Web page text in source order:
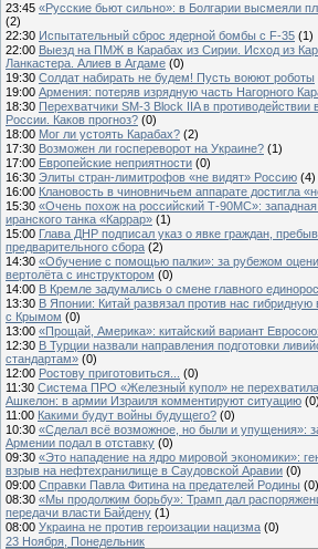
23:45 «Русские бьют сильно»: в Болгарии высмеяли
(2)
22:30 Испытательный сброс ядерной бомбы с F-35 (1)
22:00 Выезд на ПМЖ в Карабах из Сирии. Исход из
Ланкастера. Алиев в Агдаме (0)
19:30 Солдат набирать не будем! Пусть воюют роботы
19:00 Армения: потеряв изрядную часть Нагорного
18:30 Перехватчики SM-3 Block IIA в
России. Каков прогноз? (0)
18:00 Мог ли устоять Карабах? (2)
17:30 Возможен ли госпереворот на Украине? (1)
17:00 Европейские неприятности (0)
16:30 Элиты стран-лимитрофов «не видят» Россию (4)
16:00 Клановость в чиновничьем аппарате достигла
15:30 «Очень похож на российский Т-90МС»: западная
иранского танка «Каррар» (1)
15:00 Глава ДНР подписал указ о явке граждан,
предварительного сбора (2)
14:30 «Обучение с помощью палки»: за рубежом
вертолёта с инструктором (0)
14:00 В Кремле задумались о смене главного
13:30 В Японии: Китай развязал против нас
с Крымом (0)
13:00 «Прощай, Америка»: китайский вариант
12:30 В Турции назвали направления подготовки
стандартам» (0)
12:00 Ростову приготовиться...
(0)
11:30 Система ПРО «Железный купол» не
Ашкелон: в армии Израиля комментируют ситуацию (0)
11:00 Какими будут войны будущего? (0)
10:30 «Сделал всё возможное, но были и упущения»:
Армении подал в отставку (0)
09:30 «Это нападение на ядро мировой экономики»:
взрыв на нефтехранилище в Саудовской Аравии (0)
09:00 Справки Павла Фитина на предателей Родины (0)
08:30 «Мы продолжим борьбу»: Трамп дал
передачи власти Байдену (1)
08:00 Украина не против героизации нацизма (0)
23 Ноября, Понедельник